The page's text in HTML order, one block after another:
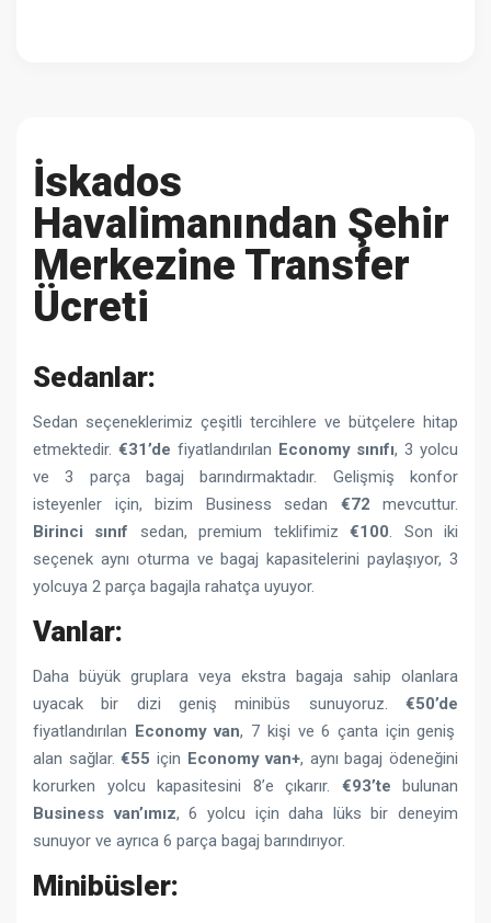
İskados
Havalimanından Şehir
Merkezine Transfer
Ücreti
Sedanlar:
Sedan seçeneklerimiz çeşitli tercihlere ve bütçelere hitap
etmektedir. €31’de fiyatlandırılan Economy sınıfı, 3 yolcu
ve 3 parça bagaj barındırmaktadır. Gelişmiş konfor
isteyenler için, bizim Business sedan €72 mevcuttur.
Birinci sınıf sedan, premium teklifimiz€100. Son iki
seçenek aynı oturma ve bagaj kapasitelerini paylaşıyor, 3
yolcuya 2 parça bagajla rahatça uyuyor.
Vanlar:
Daha büyük gruplara veya ekstra bagaja sahip olanlara
uyacak bir dizi geniş minibüs sunuyoruz. €50’de
fiyatlandırılan Economy van, 7 kişi ve 6 çanta için geniş
alan sağlar.€55 için Economy van+, aynı bagaj ödeneğini
korurken yolcu kapasitesini 8’e çıkarır. €93’te bulunan
Business van’ımız, 6 yolcu için daha lüks bir deneyim
sunuyor ve ayrıca 6 parça bagaj barındırıyor.
Minibüsler: